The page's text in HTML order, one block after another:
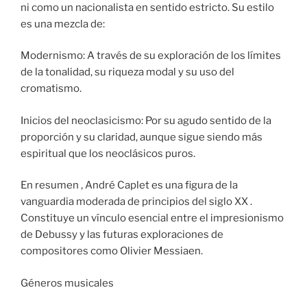
ni como un nacionalista en sentido estricto. Su estilo
es una mezcla de:
Modernismo: A través de su exploración de los límites
de la tonalidad, su riqueza modal y su uso del
cromatismo.
Inicios del neoclasicismo: Por su agudo sentido de la
proporción y su claridad, aunque sigue siendo más
espiritual que los neoclásicos puros.
En resumen , André Caplet es una figura de la
vanguardia moderada de principios del siglo XX .
Constituye un vínculo esencial entre el impresionismo
de Debussy y las futuras exploraciones de
compositores como Olivier Messiaen.
Géneros musicales